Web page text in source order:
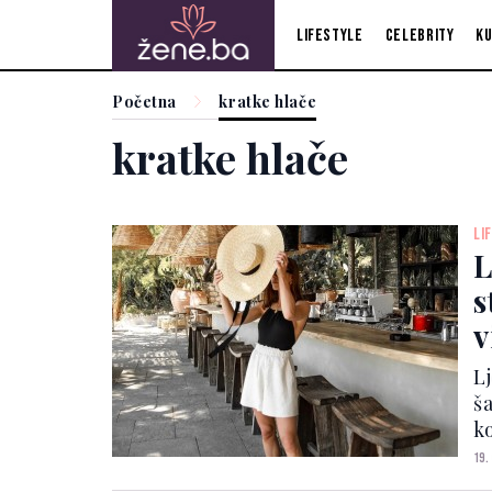
Lifestyle Celebrity
Početna kratke hlače
kratke hlače
19.